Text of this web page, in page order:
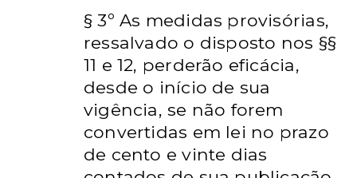
§ 3º As medidas provisórias,
ressalvado o disposto nos §§
11 e 12, perderão eficácia,
desde o início de sua
vigência, se não forem
convertidas em lei no prazo
de cento e vinte dias